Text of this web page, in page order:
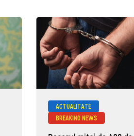
ACTUALITATE
BREAKING NEWS